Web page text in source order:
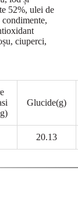
52%, ulei de
ciuperci,
Glucide(g)
20.13